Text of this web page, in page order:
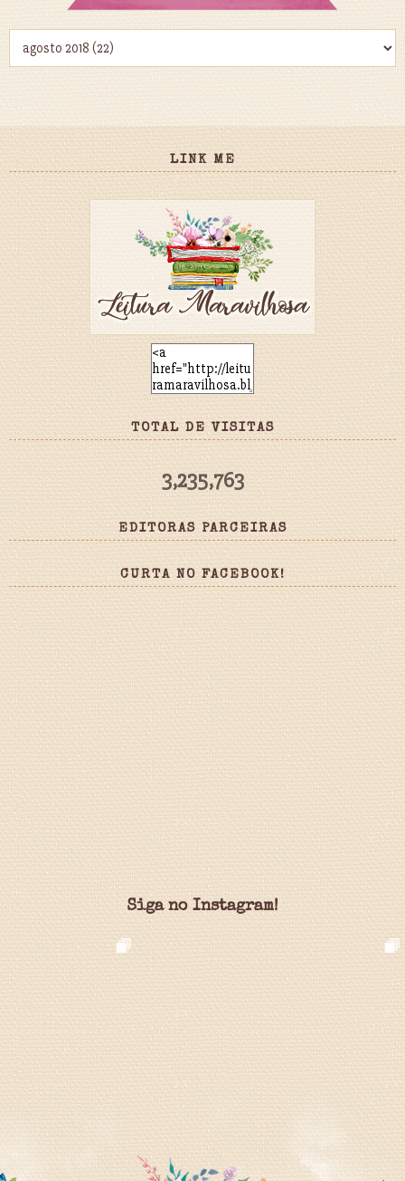
LINK ME
TOTAL DE VISITAS
3,235,763
EDITORAS PARCEIRAS
CURTA NO FACEBOOK!
Siga no Instagram!